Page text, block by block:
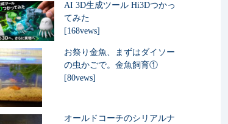
AI 3D生成ツール Hi3Dつかっ
てみた
[168vews]
お祭り金魚、まずはダイソー
の虫かごで。金魚飼育①
[80vews]
オールドコーチのシリアルナ